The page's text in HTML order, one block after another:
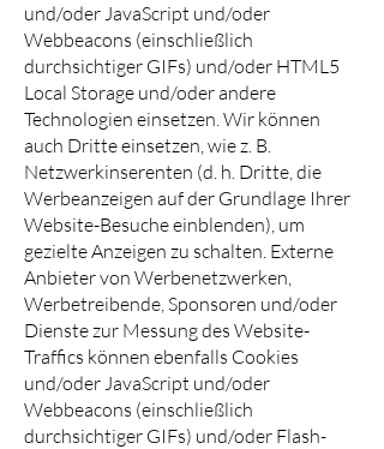
und/oder JavaScript und/oder
Webbeacons (einschließlich
durchsichtiger GIFs) und/oder HTML5
Local Storage und/oder andere
Technologien einsetzen. Wir können
auch Dritte einsetzen, wie z. B.
Netzwerkinserenten (d. h. Dritte, die
Werbeanzeigen auf der Grundlage Ihrer
Website-Besuche einblenden), um
gezielte Anzeigen zu schalten. Externe
Anbieter von Werbenetzwerken,
Werbetreibende, Sponsoren und/oder
Dienste zur Messung des Website-
Traffics können ebenfalls Cookies
und/oder JavaScript und/oder
Webbeacons (einschließlich
durchsichtiger GIFs) und/oder Flash-